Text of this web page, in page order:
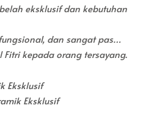
eksklusif dan kebutuhan
dan sangat pas
kepada orang tersayang.
Eksklusif
Eksklusif